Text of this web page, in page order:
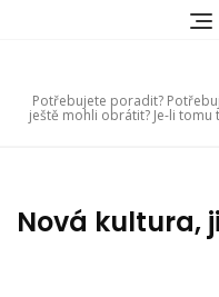
Potřebujete poradit?
ještě mohli obrátit? Je-li
Nová kultura,